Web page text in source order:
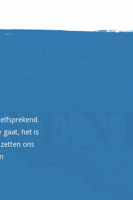
gaat, het is
ons